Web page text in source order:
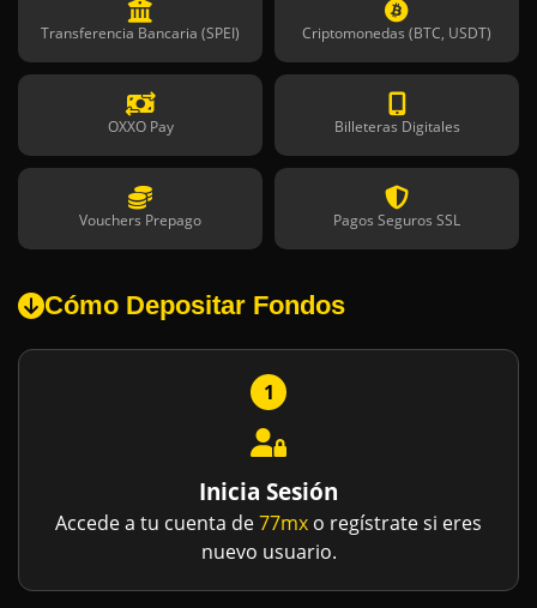
Transferencia Bancaria (SPEI) Criptomonedas (BTC, USDT)
OXXO Pay Billeteras Digitales
Vouchers Prepago Pagos Seguros SSL
Cómo Depositar Fondos
1
Inicia Sesión
Accede a tu cuenta de77mx o regístrate si eres
nuevo usuario.